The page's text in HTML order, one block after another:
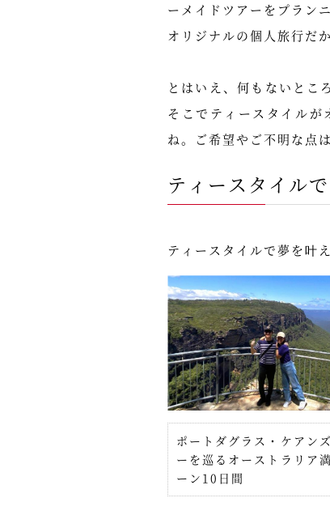
ーメイドツアーをプラン
オリジナルの個人旅行だ
とはいえ、何もないとこ
そこでティースタイル
ね。ご希望やご不明な点
ティースタイル
ティースタイルで夢を叶
ポートダグラス・ケアン
ーを巡るオーストラリア
ーン10日間